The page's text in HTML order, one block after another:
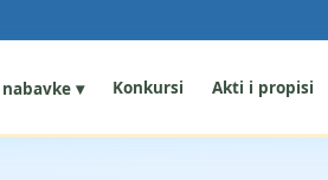
nabavke ▾ Konkursi Akti i propisi